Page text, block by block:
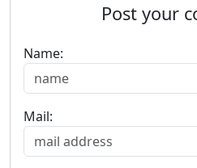
Post your
Name:
Mail: